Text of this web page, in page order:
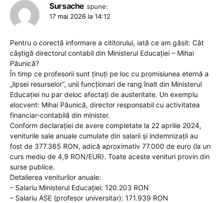
Sursache spune:
17 mai 2026 la 14:12
Pentru o corectă informare a cititorului, iată ce am găsit: Cât
câștigă directorul contabil din Ministerul Educației – Mihai
Păunică?
În timp ce profesorii sunt ținuți pe loc cu promisiunea eternă a
„lipsei resurselor”, unii funcționari de rang înalt din Ministerul
Educației nu par deloc afectați de austeritate. Un exemplu
elocvent: Mihai Păunică, director responsabil cu activitatea
financiar-contabilă din minister.
Conform declarației de avere completate la 22 aprilie 2024,
veniturile sale anuale cumulate din salarii și indemnizații au
fost de 377.365 RON, adică aproximativ 77.000 de euro (la un
curs mediu de 4,9 RON/EUR). Toate aceste venituri provin din
surse publice.
Detalierea veniturilor anuale:
– Salariu Ministerul Educației: 120.203 RON
– Salariu ASE (profesor universitar): 171.939 RON